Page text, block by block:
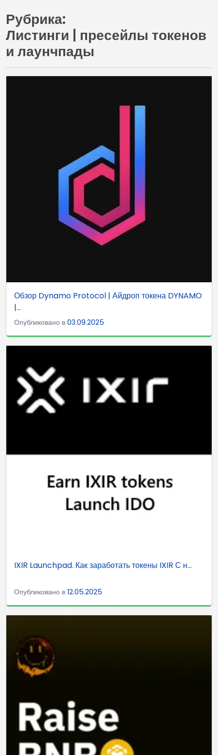
Рубрика:
Листинги | пресейлы токенов
и лаунчпады
Обзор Dynamo Protocol | Айдроп токена DYNAMO
|...
Опубликовано в 03.09.2025
IXIR Launchpad. Как заработать токены IXIR С н...
Опубликовано в 12.05.2025